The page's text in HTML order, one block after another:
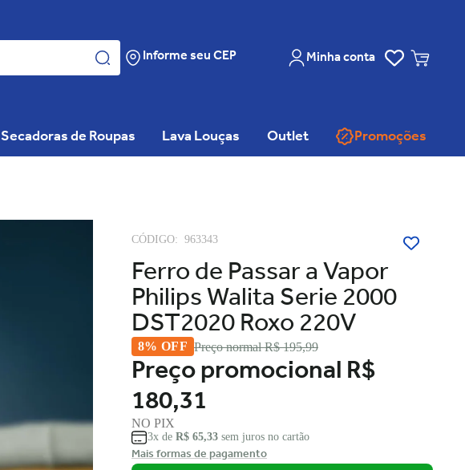
Informe seu CEP Minha conta
Secadoras de Roupas Lava Louças Outlet Promoções
CÓDIGO: 963343
Ferro de Passar a Vapor
Philips Walita Serie 2000
DST2020 Roxo 220V
8% OFF Preço normalR$ 195,99
Preço promocionalR$
180,31
NO PIX
3x de R$ 65,33 sem juros no cartão
Mais formas de pagamento